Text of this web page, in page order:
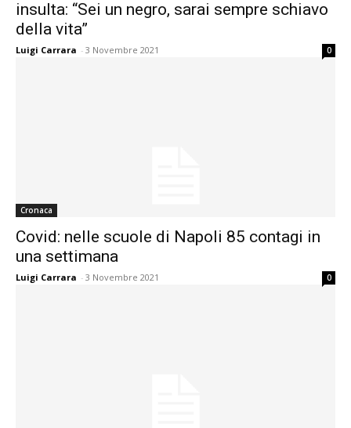
insulta: “Sei un negro, sarai sempre schiavo
della vita”
Luigi Carrara - 3 Novembre 2021 0
Cronaca
Covid: nelle scuole di Napoli 85 contagi in
una settimana
Luigi Carrara - 3 Novembre 2021 0